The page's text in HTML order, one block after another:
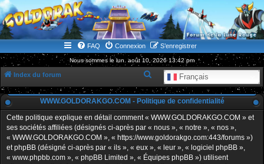
WWW.GOLDORAKGO.COM
le site de la Lune Rouge
FAQ Connexion S’enregistrer
Nous sommes le lun. août 10, 2026 13:42 pm
Index du forum Français
e
c
h
e
c
WWW.GOLDORAKGO.COM - Politique de confidentialité
Cette politique explique en détail comment « WWW.GOLDORAKGO.COM » et
ses sociétés affiliées (désignés ci-après par « nous », « notre », « nos »,
« WWW.GOLDORAKGO.COM », « https://www.goldorakgo.com:443/forums »)
et phpBB (désigné ci-après par « ils », « eux », « leur », « logiciel phpBB »,
« www.phpbb.com », « phpBB Limited », « Équipes phpBB ») utilisent